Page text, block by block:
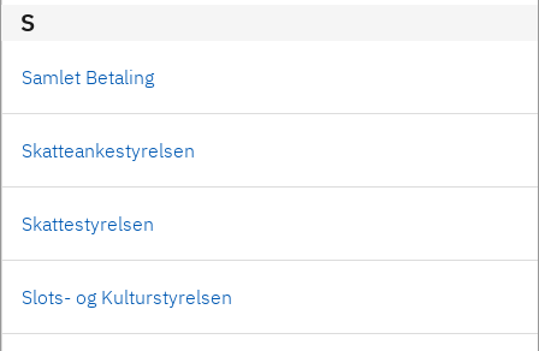
S
Samlet Betaling
Skatteankestyrelsen
Skattestyrelsen
Slots- og Kulturstyrelsen